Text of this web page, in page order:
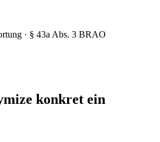
· § 43a Abs. 3 BRAO
konkret ein